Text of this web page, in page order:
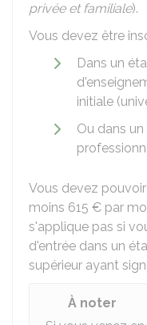
privée et familiale).
Vous devez être
Dans un
initiale
Ou dans
Vous devez
moins 615 € par
s'applique pas si
d'entrée dans un
supérieur ayant
À noter